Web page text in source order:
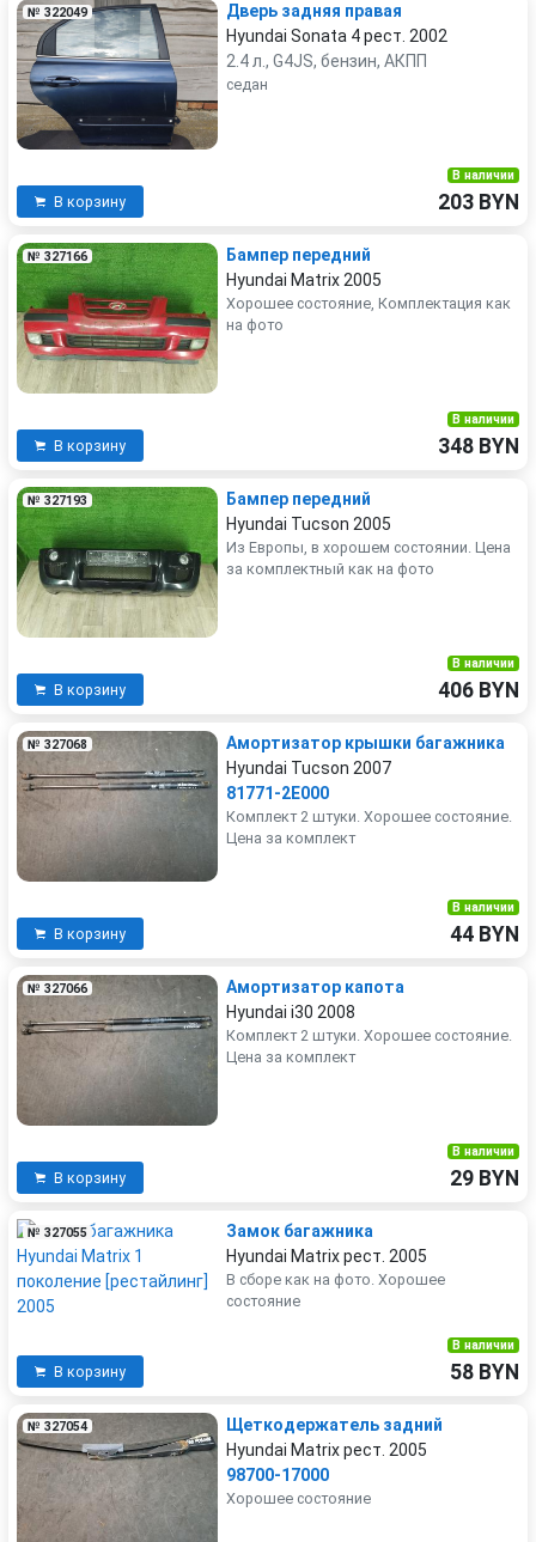
№ 322049
Дверь задняя правая
Hyundai Sonata 4 рест. 2002
2.4 л., G4JS, бензин, АКПП
седан
В корзину
В наличии
203 BYN
№ 327166
Бампер передний
Hyundai Matrix 2005
Хорошее состояние, Комплектация как
на фото
В корзину
В наличии
348 BYN
№ 327193
Бампер передний
Hyundai Tucson 2005
Из Европы, в хорошем состоянии. Цена
за комплектный как на фото
В корзину
В наличии
406 BYN
№ 327068
Амортизатор крышки багажника
Hyundai Tucson 2007
81771-2E000
Комплект 2 штуки. Хорошее состояние.
Цена за комплект
В корзину
В наличии
44 BYN
№ 327066
Амортизатор капота
Hyundai i30 2008
Комплект 2 штуки. Хорошее состояние.
Цена за комплект
В корзину
В наличии
29 BYN
№ 327055
Замок багажника
Hyundai Matrix рест. 2005
В сборе как на фото. Хорошее
состояние
В корзину
В наличии
58 BYN
№ 327054
Щеткодержатель задний
Hyundai Matrix рест. 2005
98700-17000
Хорошее состояние